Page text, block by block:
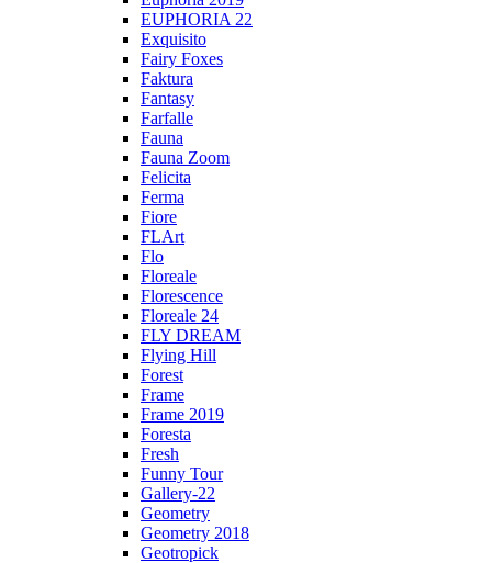
EUPHORIA 22
Exquisito
Fairy Foxes
Faktura
Fantasy
Farfalle
Fauna
Fauna Zoom
Felicita
Ferma
Fiore
FLArt
Flo
Floreale
Florescence
Floreale 24
FLY DREAM
Flying Hill
Forest
Frame
Frame 2019
Foresta
Fresh
Funny Tour
Gallery-22
Geometry
Geometry 2018
Geotropick